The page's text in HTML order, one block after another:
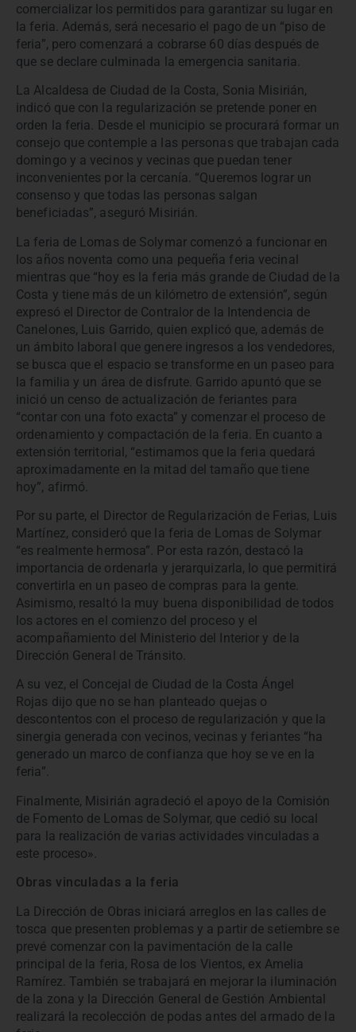
comercializar los permitidos para garantizar su lugar en
la feria. Además, será necesario el pago de un “piso de
feria”, pero comenzará a cobrarse 60 días después de
que se declare culminada la emergencia sanitaria.
La Alcaldesa de Ciudad de la Costa, Sonia Misirián,
indicó que con la regularización se pretende poner en
orden la feria. Desde el municipio se procurará formar un
consejo que contemple a las personas que trabajan cada
domingo y a vecinos y vecinas que puedan tener
inconvenientes por la cercanía. “Queremos lograr un
consenso y que todas las personas salgan
beneficiadas”, aseguró Misirián.
La feria de Lomas de Solymar comenzó a funcionar en
los años noventa como una pequeña feria vecinal
mientras que “hoy es la feria más grande de Ciudad de la
Costa y tiene más de un kilómetro de extensión”, según
expresó el Director de Contralor de la Intendencia de
Canelones, Luis Garrido, quien explicó que, además de
un ámbito laboral que genere ingresos a los vendedores,
se busca que el espacio se transforme en un paseo para
la familia y un área de disfrute. Garrido apuntó que se
inició un censo de actualización de feriantes para
“contar con una foto exacta” y comenzar el proceso de
ordenamiento y compactación de la feria. En cuanto a
extensión territorial, “estimamos que la feria quedará
aproximadamente en la mitad del tamaño que tiene
hoy”, afirmó.
Por su parte, el Director de Regularización de Ferias, Luis
Martínez, consideró que la feria de Lomas de Solymar
“es realmente hermosa”. Por esta razón, destacó la
importancia de ordenarla y jerarquizarla, lo que permitirá
convertirla en un paseo de compras para la gente.
Asimismo, resaltó la muy buena disponibilidad de todos
los actores en el comienzo del proceso y el
acompañamiento del Ministerio del Interior y de la
Dirección General de Tránsito.
A su vez, el Concejal de Ciudad de la Costa Ángel
Rojas dijo que no se han planteado quejas o
descontentos con el proceso de regularización y que la
sinergia generada con vecinos, vecinas y feriantes “ha
generado un marco de confianza que hoy se ve en la
feria”.
Finalmente, Misirián agradeció el apoyo de la Comisión
de Fomento de Lomas de Solymar, que cedió su local
para la realización de varias actividades vinculadas a
este proceso».
Obras vinculadas a la feria
La Dirección de Obras iniciará arreglos en las calles de
tosca que presenten problemas y a partir de setiembre se
prevé comenzar con la pavimentación de la calle
principal de la feria, Rosa de los Vientos, ex Amelia
Ramírez. También se trabajará en mejorar la iluminación
de la zona y la Dirección General de Gestión Ambiental
realizará la recolección de podas antes del armado de la